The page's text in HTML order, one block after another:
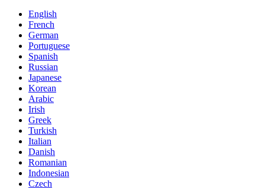
English
French
German
Portuguese
Spanish
Russian
Japanese
Korean
Arabic
Irish
Greek
Turkish
Italian
Danish
Romanian
Indonesian
Czech